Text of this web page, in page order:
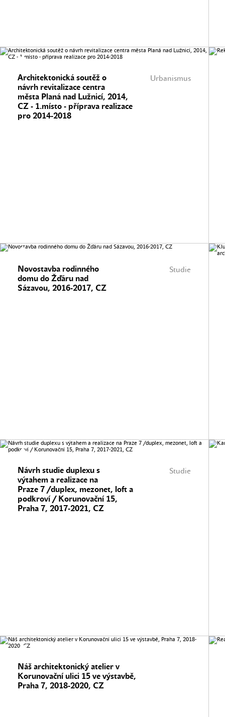
Urbanismus
Architektonická soutěž o
návrh revitalizace centra
města Planá nad Lužnicí, 2014,
CZ - 1.místo - příprava realizace
pro 2014-2018
Studie
Novostavba rodinného
domu do Žďáru nad
Sázavou, 2016-2017, CZ
Studie
Návrh studie duplexu s
výtahem a realizace na
Praze 7 /duplex, mezonet, loft a
podkroví / Korunovační 15,
Praha 7, 2017-2021, CZ
Náš architektonický atelier v
Korunovační ulici 15 ve výstavbě,
Praha 7, 2018-2020, CZ